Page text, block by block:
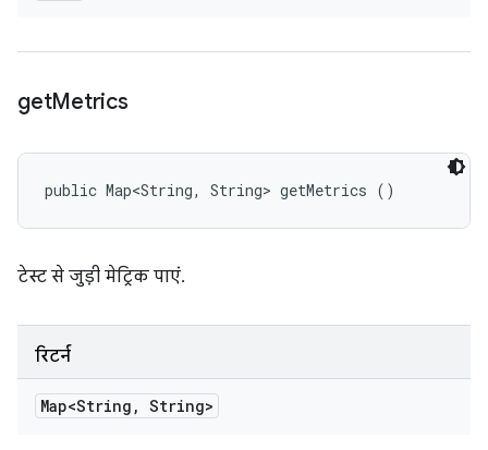
getMetrics
public Map<String, String> getMetrics ()
टेस्ट से जुड़ी मेट्रिक पाएं.
रिटर्न
Map<String , String>